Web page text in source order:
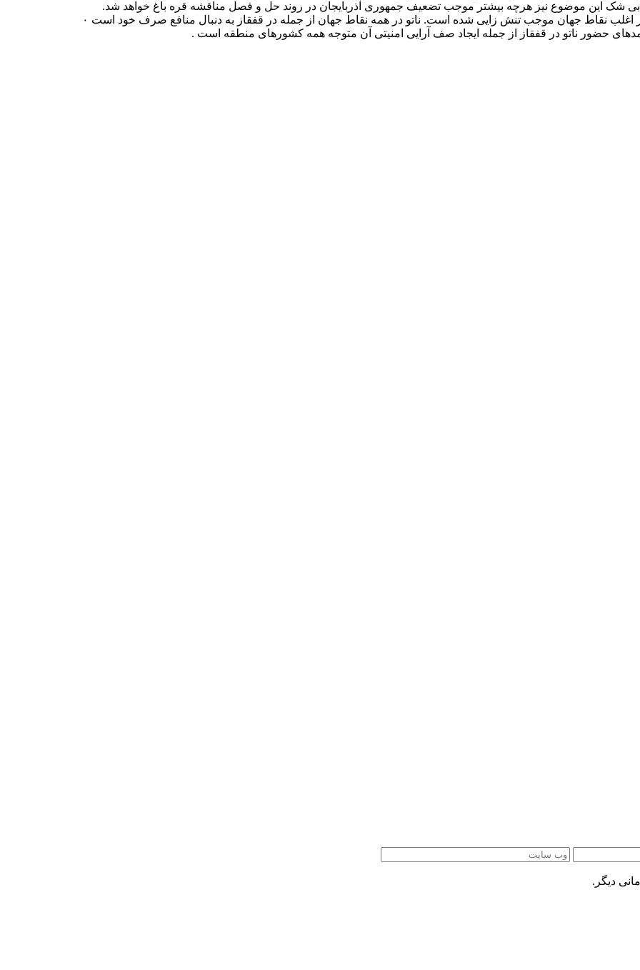
در هر حال باید گفت چنانچه تجربیات گذشته نشان داده است حضور ناتو در اغلب نقاط جهان موجب تنش زایی شده است. ناتو در همه نقاط جهان از جمله در قفقاز به دنبال منافع صرف خود است ۰
حضور ناتو در قفقاز از جمله ایجاد صف آرایی امنیتی آن متوجه همه کشورهای منطقه است .
دیگر.